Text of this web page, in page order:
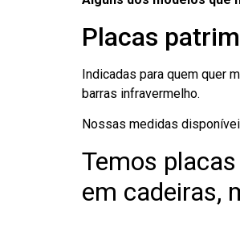
Placas
Indicadas para quem quer
barras infravermelho.
Nossas medidas
Temos
em cadeiras,